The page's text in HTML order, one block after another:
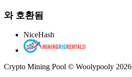
와 호환됨
NiceHash
Crypto Mining Pool © Woolypooly 2026